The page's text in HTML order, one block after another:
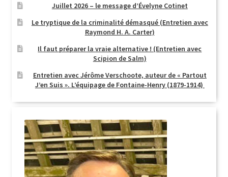
Juillet 2026 – le message d’Évelyne Cotinet
Le tryptique de la criminalité démasqué (Entretien avec
Raymond H. A. Carter)
Il faut préparer la vraie alternative ! (Entretien avec
Scipion de Salm)
Entretien avec Jérôme Verschoote, auteur de « Partout
J’en Suis ». L’équipage de Fontaine-Henry (1879-1914)